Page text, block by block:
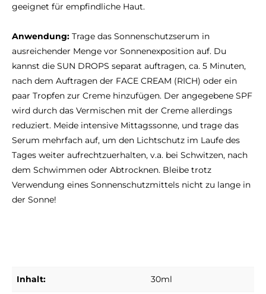
geeignet für empfindliche Haut.
Anwendung: Trage das Sonnenschutzserum in
ausreichender Menge vor Sonnenexposition auf. Du
kannst die SUN DROPS separat auftragen, ca. 5 Minuten,
nach dem Auftragen der FACE CREAM (RICH) oder ein
paar Tropfen zur Creme hinzufügen. Der angegebene SPF
wird durch das Vermischen mit der Creme allerdings
reduziert. Meide intensive Mittagssonne, und trage das
Serum mehrfach auf, um den Lichtschutz im Laufe des
Tages weiter aufrechtzuerhalten, v.a. bei Schwitzen, nach
dem Schwimmen oder Abtrocknen. Bleibe trotz
Verwendung eines Sonnenschutzmittels nicht zu lange in
der Sonne!
Inhalt: 30ml